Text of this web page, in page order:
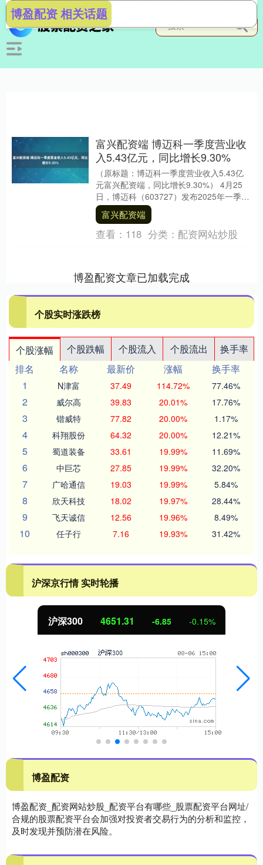
博盈配资 相关话题
富兴配资端 博迈科一季度营业收
入5.43亿元，同比增长9.30%
（原标题：博迈科一季度营业收入5.43亿
元富兴配资端，同比增长9.30%） 4月25
日，博迈科（603727）发布2025年一季
报，公司实现营业总收入5.43亿....
富兴配资端
查看： 118 分类： 配资网站炒股
博盈配资文章已加载完成
个股实时涨跌榜
个股涨幅 个股跌幅 个股流入 个股流出
换手率
排名
名称 最新价 涨幅
换手率
1
N津富 37.49 114.72% 77.46%
2 威尔高 39.83 20.01% 17.76%
3 锴威特 77.82 20.00% 1.17%
4 科翔股份 64.32 20.00% 12.21%
5 蜀道装备 33.61 19.99% 11.69%
6 中巨芯 27.85 19.99% 32.20%
7 广哈通信 19.03 19.99% 5.84%
8 欣天科技 18.02 19.97% 28.44%
9 飞天诚信 12.56 19.96% 8.49%
10 任子行 7.16 19.93% 31.42%
沪深京行情 实时轮播
沪深300 4651.31 -6.85 -0.15%
博盈配资
博盈配资_配资网站炒股_配资平台有哪些_股票配资平台网址/
合规的股票配资平台会加强对投资者交易行为的分析和监控，
及时发现并预防潜在风险。